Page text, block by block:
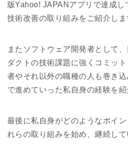
版Yahoo! JAPANアプリで達成し
技術改善の取り組みをご紹介しま
またソフトウェア開発者として
ダクトの技術課題に強くコミッ
者やそれ以外の職種の人も巻き
で進めていった私自身の経験を紹
最後に私自身がどのようなポイ
れらの取り組みを始め、継続して